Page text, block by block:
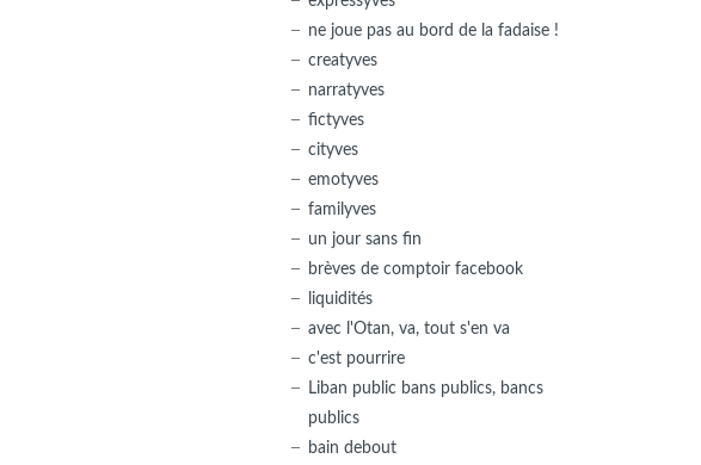
ne joue pas au bord de la fadaise !
creatyves
narratyves
fictyves
cityves
emotyves
familyves
un jour sans fin
brèves de comptoir facebook
liquidités
avec l'Otan, va, tout s'en va
c'est pourrire
Liban public bans publics, bancs
publics
bain debout